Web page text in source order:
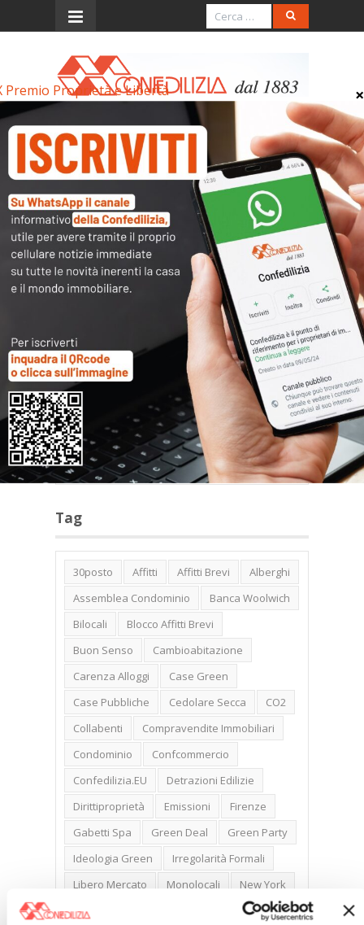
Menu
IX Premio Proprietà e
Libertà
IX Premio Proprietà e Libertà
Archivi
Categorie
Tag
30posto Affitti Affitti Brevi
Alberghi
Assemblea Condominio
Banca Woolwich
Bilocali
Blocco Affitti Brevi
Buon Senso
Cambioabitazione
Carenza Alloggi
Case Green
Case Pubbliche
Cedolare Secca
CO2
Collabenti
Compravendite Immobiliari
Condominio
Confcommercio
Confedilizia.EU
Detrazioni Edilizie
Dirittiproprietà
Emissioni
Firenze
Gabetti Spa
Green Deal
Green Party
Ideologia Green
Irregolarità Formali
Libero Mercato
Monolocali
New York
Nudaproprietà
Premio Proprietà e Libertà